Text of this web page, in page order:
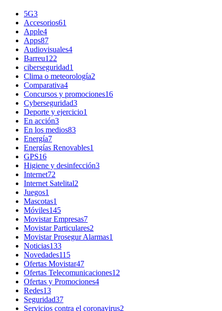
5G3
Accesorios61
Apple4
Apps87
Audiovisuales4
Barreu122
ciberseguridad1
Clima o meteorología2
Comparativa4
Concursos y promociones16
Cyberseguridad3
Deporte y ejercicio1
En acción3
En los medios83
Energía7
Energías Renovables1
GPS16
Higiene y desinfección3
Internet72
Internet Satelital2
Juegos1
Mascotas1
Móviles145
Movistar Empresas7
Movistar Particulares2
Movistar Prosegur Alarmas1
Noticias133
Novedades115
Ofertas Movistar47
Ofertas Telecomunicaciones12
Ofertas y Promociones4
Redes13
Seguridad37
Servicios contra el coronavirus2